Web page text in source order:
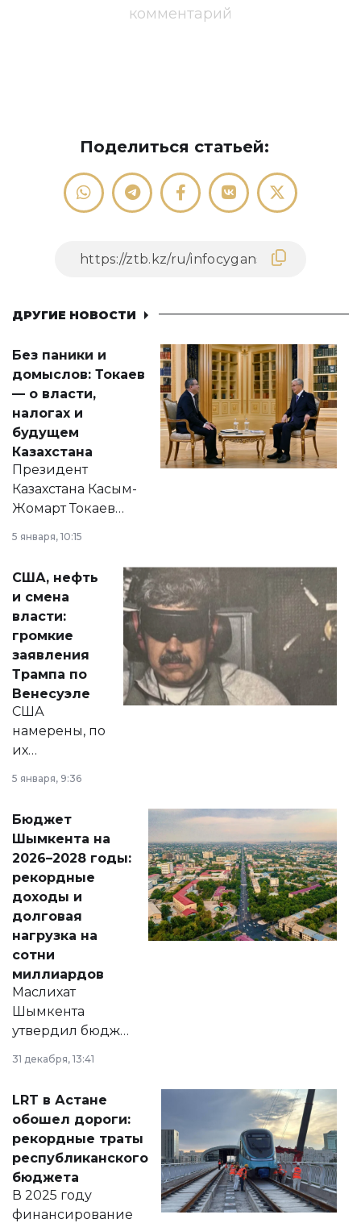
комментарий
Поделиться статьей:
ДРУГИЕ НОВОСТИ
Без паники и
домыслов: Токаев
— о власти,
налогах и
будущем
Казахстана
Президент
Казахстана Касым-
Жомарт Токаев
сразу несколько
актуальных тем —
от слухов о
политических
реформах до
вопросов армии,
экономики и
личного здоровья.
5 января, 10:15
США, нефть
и смена
власти:
громкие
заявления
Трампа по
Венесуэле
США
намерены, по
их
принести
народу
Венесуэлы.
5 января, 9:36
Бюджет
Шымкента на
2026–2028 годы:
рекордные
доходы и
долговая
нагрузка на
сотни
миллиардов
Маслихат
Шымкента
утвердил бюджет
города на 2026–
2028 годы.
документ
появился в базе
нормативных
правовых актов и
на сайте маслихат
города.
31 декабря, 13:41
LRT в Астане
обошел дороги:
рекордные траты
республиканского
бюджета
В 2025 году
финансирование